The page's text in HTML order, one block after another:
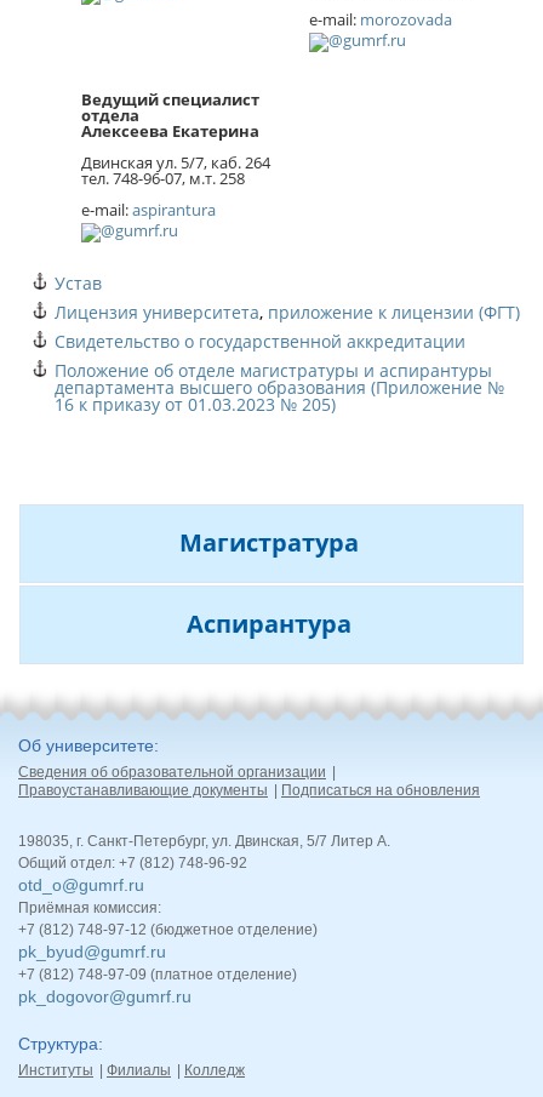
e-mail: morozovada
Ведущий специалист
отдела
Алексеева Екатерина
Двинская ул. 5/7, каб. 264
тел. 748-96-07, м.т. 258
e-mail:aspirantura
Устав
Лицензия университета, приложение к лицензии (ФГТ)
Свидетельство о государственной аккредитации
Положение об отделе магистратуры и аспирантуры
департамента высшего образования (Приложение №
16 к приказу от 01.03.2023 № 205)
Магистратура
Аспирантура
Об университете
Сведения об образовательной организации
Правоустанавливающие документы
Подписаться на обновления
198035, г. Санкт-Петербург, ул. Двинская, 5/7 Литер А.
Общий отдел: +7 (812) 748-96-92
otd_o@gumrf.ru
Приёмная комиссия:
+7 (812) 748-97-12 (бюджетное отделение)
pk_byud@gumrf.ru
+7 (812) 748-97-09 (платное отделение)
pk_dogovor@gumrf.ru
Структура
Институты Филиалы Колледж